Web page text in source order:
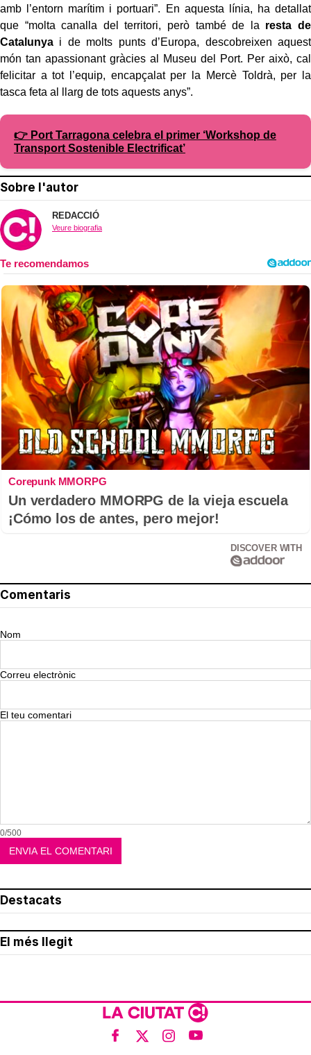
amb l’entorn marítim i portuari”. En aquesta línia, ha detallat
que “molta canalla del territori, però també de la resta de
Catalunya i de molts punts d’Europa, descobreixen aquest
món tan apassionant gràcies al Museu del Port. Per això, cal
felicitar a tot l’equip, encapçalat per la Mercè Toldrà, per la
tasca feta al llarg de tots aquests anys”.
👉 Port Tarragona celebra el primer ‘Workshop de
Transport Sostenible Electrificat’
Sobre l'autor
REDACCIÓ
Veure biografia
Corepunk MMORPG
Un verdadero MMORPG de la vieja escuela
¡Cómo los de antes, pero mejor!
DISCOVER WITH
Comentaris
Nom
Correu electrònic
El teu comentari
0/500
Destacats
El més llegit